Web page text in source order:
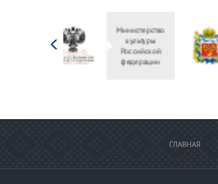
Министерство
культуры
Российской
федерации
ГЛАВНАЯ